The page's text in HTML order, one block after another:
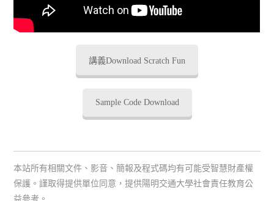
講義Download Scratch Fun
Sample Code Download
本站所有相關文件、影音、簡報及程式碼均有可能受智慧財產權
保護。謹取得提供單位同意，提供陽明交通大學社會責任教育公
益參考。